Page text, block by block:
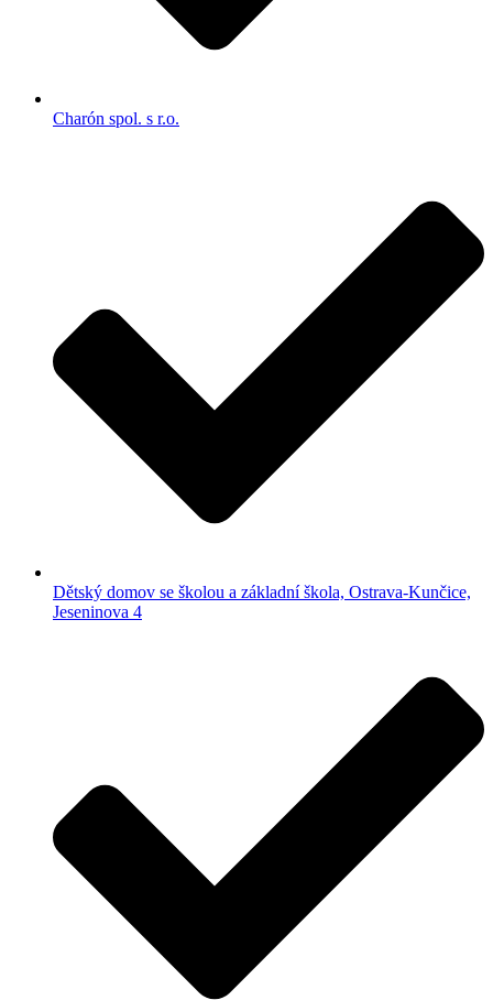
Charón spol. s r.o.
Dětský domov se školou a základní škola, Ostrava-Kunčice,
Jeseninova 4